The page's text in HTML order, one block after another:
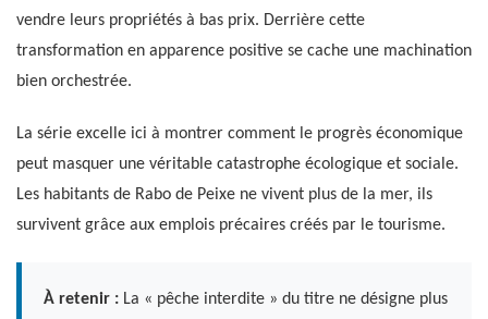
vendre leurs propriétés à bas prix. Derrière cette
transformation en apparence positive se cache une machination
bien orchestrée.
La série excelle ici à montrer comment le progrès économique
peut masquer une véritable catastrophe écologique et sociale.
Les habitants de Rabo de Peixe ne vivent plus de la mer, ils
survivent grâce aux emplois précaires créés par le tourisme.
À retenir : La « pêche interdite » du titre ne désigne plus